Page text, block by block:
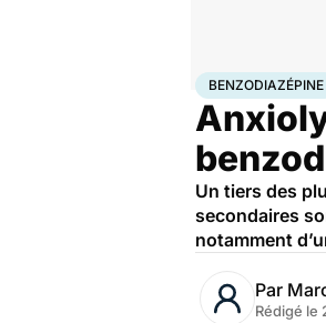
AccueilSanté
BENZODIAZÉPINE
Un tiers des
secondaires
notamment
Par
Rédigé le